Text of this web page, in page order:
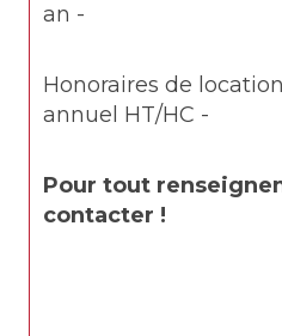
an -
Honoraires de
annuel HT/HC -
Pour tout
contacter !